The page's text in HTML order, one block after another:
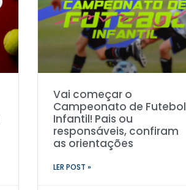
Vai começar o
Campeonato de Futebol
Infantil! Pais ou
responsáveis, confiram
as orientações
LER POST »